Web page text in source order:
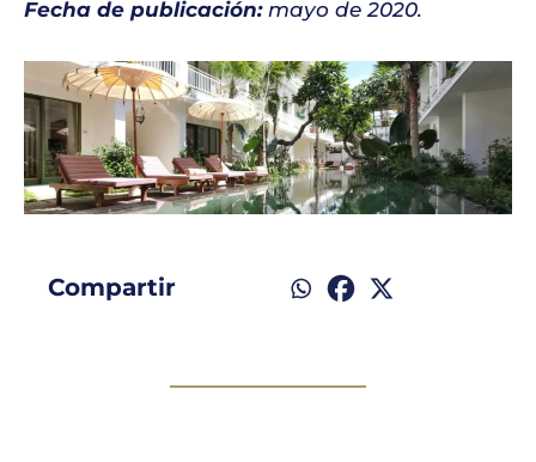
Fecha de publicación:mayo de 2020.
Compartir